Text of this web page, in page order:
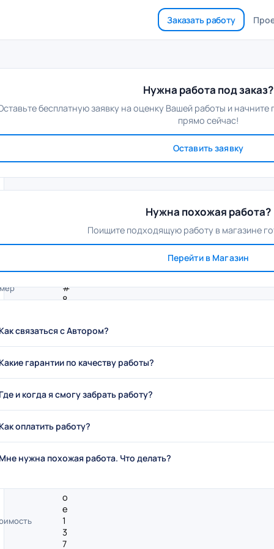
Заказать работу
#
8
0
1
1
1
.
1
8
р
г
о
е
1
3
7
Нужна работа под заказ?
бесплатную заявку на оценку Вашей работы и
прямо сейчас!
Оставить заявку
Нужна похожая работа?
Поищите подходящую работу в магазине
Перейти в Магазин
Как связаться с Автором?
Какие гарантии по качеству работы?
Где и когда я смогу забрать работу?
Как оплатить работу?
Мне нужна похожая работа. Что делать?